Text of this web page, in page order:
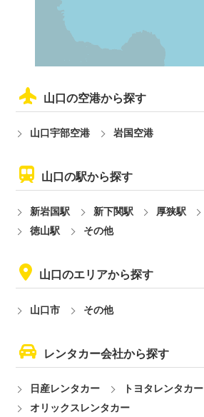
山口の空港から探す
山口宇部空港 岩国空港
山口の駅から探す
新岩国駅 新下関駅 厚狭駅
徳山駅
その他
山口のエリアから探す
山口市 その他
レンタカー会社から探す
日産レンタカー
トヨタレンタカー
オリックスレンタカー